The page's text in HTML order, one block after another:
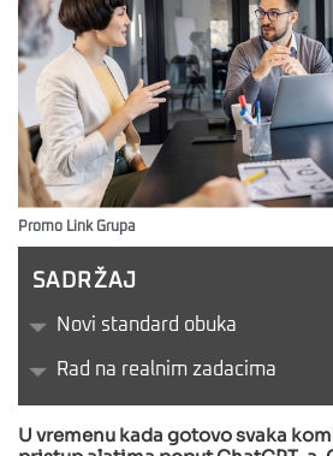
Promo Link Grupa
SADRŽAJ
Novi standard obuka
Rad na realnim zadacima
U vremenu kada gotovo svaka